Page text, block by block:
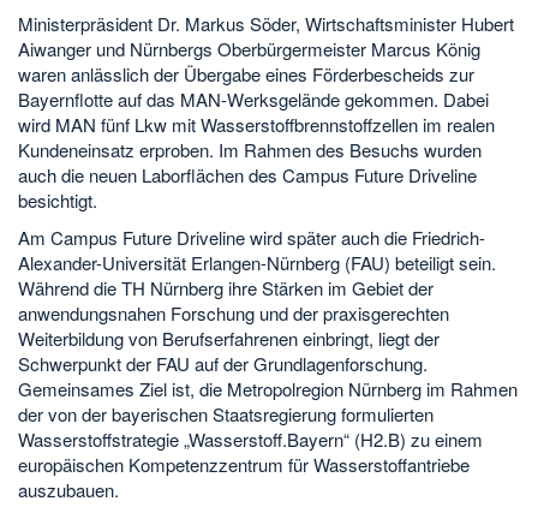
Ministerpräsident Dr. Markus Söder, Wirtschaftsminister Hubert
Aiwanger und Nürnbergs Oberbürgermeister Marcus König
waren anlässlich der Übergabe eines Förderbescheids zur
Bayernflotte auf das MAN-Werksgelände gekommen. Dabei
wird MAN fünf Lkw mit Wasserstoffbrennstoffzellen im realen
Kundeneinsatz erproben. Im Rahmen des Besuchs wurden
auch die neuen Laborflächen des Campus Future Driveline
besichtigt.
Am Campus Future Driveline wird später auch die Friedrich-
Alexander-Universität Erlangen-Nürnberg (FAU) beteiligt sein.
Während die TH Nürnberg ihre Stärken im Gebiet der
anwendungsnahen Forschung und der praxisgerechten
Weiterbildung von Berufserfahrenen einbringt, liegt der
Schwerpunkt der FAU auf der Grundlagenforschung.
Gemeinsames Ziel ist, die Metropolregion Nürnberg im Rahmen
der von der bayerischen Staatsregierung formulierten
Wasserstoffstrategie „Wasserstoff.Bayern“ (H2.B) zu einem
europäischen Kompetenzzentrum für Wasserstoffantriebe
auszubauen.